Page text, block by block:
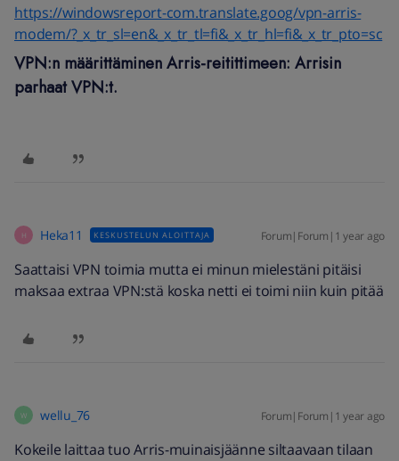
https://windowsreport-com.translate.goog/vpn-arris-
modem/?_x_tr_sl=en&_x_tr_tl=fi&_x_tr_hl=fi&_x_tr_pto=sc
VPN:n määrittäminen Arris-reitittimeen: Arrisin
parhaat VPN:t.
H Heka11 KESKUSTELUN ALOITTAJA Forum|Forum|1 year ago
Saattaisi VPN toimia mutta ei minun mielestäni pitäisi
maksaa extraa VPN:stä koska netti ei toimi niin kuin pitää
W wellu_76 Forum|Forum|1 year ago
Kokeile laittaa tuo Arris-muinaisjäänne siltaavaan tilaan